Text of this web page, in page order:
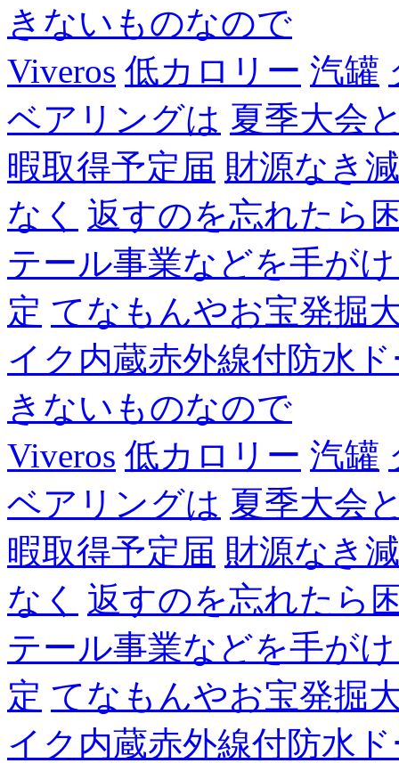
きないものなので
Viveros 低カロリー 汽罐
ベアリングは 夏季大会
暇取得予定届 財源なき
なく
返すのを忘れたら
テール事業などを手が
定 てなもんやお宝発掘
イク内蔵赤外線付防水
きないものなので
Viveros 低カロリー 汽罐
ベアリングは 夏季大会
暇取得予定届 財源なき
なく
返すのを忘れたら
テール事業などを手が
定 てなもんやお宝発掘
イク内蔵赤外線付防水